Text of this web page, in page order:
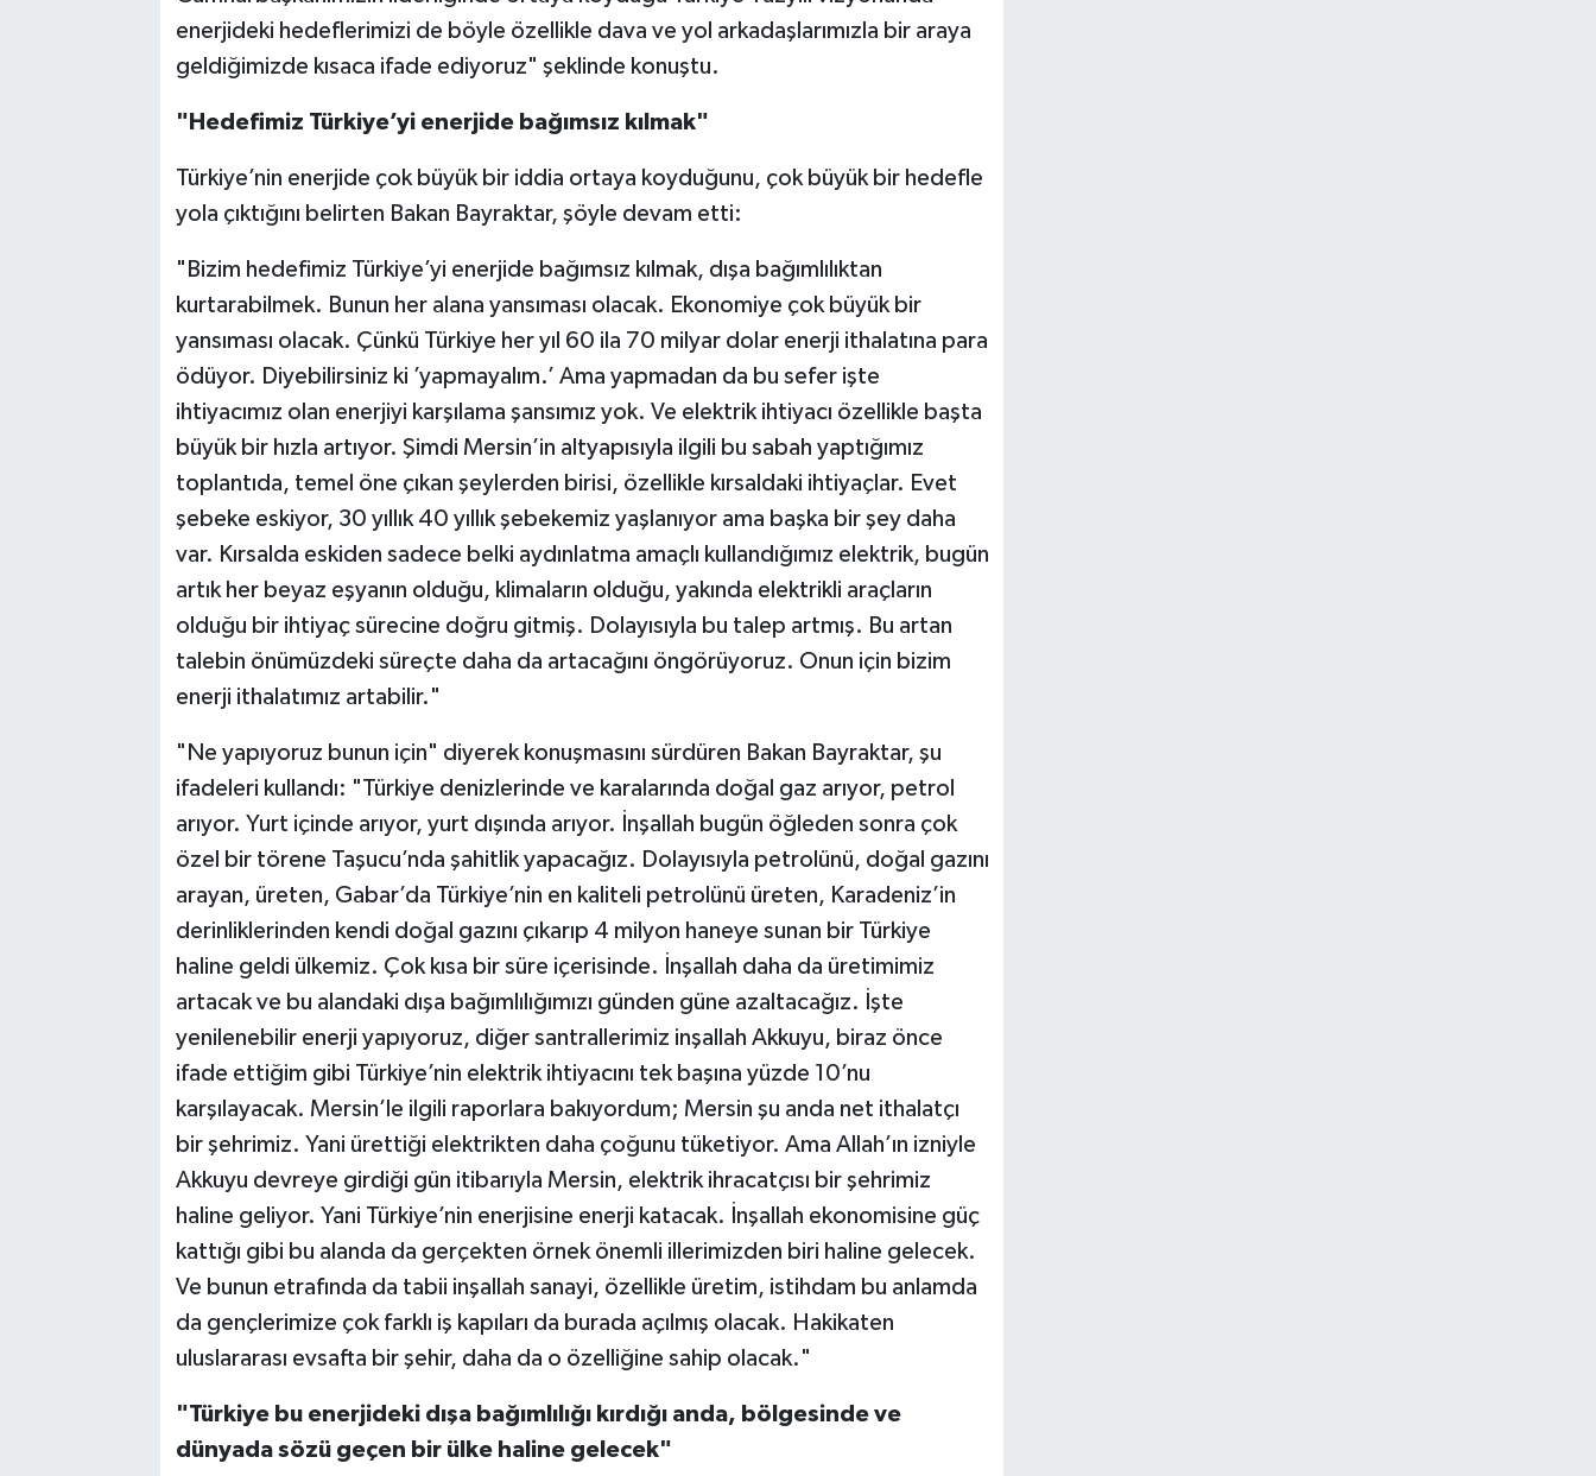
enerjideki hedeflerimizi de böyle özellikle dava ve yol arkadaşlarımızla bir araya
geldiğimizde kısaca ifade ediyoruz" şeklinde konuştu.
"Hedefimiz Türkiye’yi enerjide bağımsız kılmak"
Türkiye’nin enerjide çok büyük bir iddia ortaya koyduğunu, çok büyük bir hedefle
yola çıktığını belirten Bakan Bayraktar, şöyle devam etti:
"Bizim hedefimiz Türkiye’yi enerjide bağımsız kılmak, dışa bağımlılıktan
kurtarabilmek. Bunun her alana yansıması olacak. Ekonomiye çok büyük bir
yansıması olacak. Çünkü Türkiye her yıl 60 ila 70 milyar dolar enerji ithalatına para
ödüyor. Diyebilirsiniz ki ’yapmayalım.’ Ama yapmadan da bu sefer işte
ihtiyacımız olan enerjiyi karşılama şansımız yok. Ve elektrik ihtiyacı özellikle başta
büyük bir hızla artıyor. Şimdi Mersin’in altyapısıyla ilgili bu sabah yaptığımız
toplantıda, temel öne çıkan şeylerden birisi, özellikle kırsaldaki ihtiyaçlar. Evet
şebeke eskiyor, 30 yıllık 40 yıllık şebekemiz yaşlanıyor ama başka bir şey daha
var. Kırsalda eskiden sadece belki aydınlatma amaçlı kullandığımız elektrik, bugün
artık her beyaz eşyanın olduğu, klimaların olduğu, yakında elektrikli araçların
olduğu bir ihtiyaç sürecine doğru gitmiş. Dolayısıyla bu talep artmış. Bu artan
talebin önümüzdeki süreçte daha da artacağını öngörüyoruz. Onun için bizim
enerji ithalatımız artabilir."
"Ne yapıyoruz bunun için" diyerek konuşmasını sürdüren Bakan Bayraktar, şu
ifadeleri kullandı: "Türkiye denizlerinde ve karalarında doğal gaz arıyor, petrol
arıyor. Yurt içinde arıyor, yurt dışında arıyor. İnşallah bugün öğleden sonra çok
özel bir törene Taşucu’nda şahitlik yapacağız. Dolayısıyla petrolünü, doğal gazını
arayan, üreten, Gabar’da Türkiye’nin en kaliteli petrolünü üreten, Karadeniz’in
derinliklerinden kendi doğal gazını çıkarıp 4 milyon haneye sunan bir Türkiye
haline geldi ülkemiz. Çok kısa bir süre içerisinde. İnşallah daha da üretimimiz
artacak ve bu alandaki dışa bağımlılığımızı günden güne azaltacağız. İşte
yenilenebilir enerji yapıyoruz, diğer santrallerimiz inşallah Akkuyu, biraz önce
ifade ettiğim gibi Türkiye’nin elektrik ihtiyacını tek başına yüzde 10’nu
karşılayacak. Mersin’le ilgili raporlara bakıyordum; Mersin şu anda net ithalatçı
bir şehrimiz. Yani ürettiği elektrikten daha çoğunu tüketiyor. Ama Allah’ın izniyle
Akkuyu devreye girdiği gün itibarıyla Mersin, elektrik ihracatçısı bir şehrimiz
haline geliyor. Yani Türkiye’nin enerjisine enerji katacak. İnşallah ekonomisine güç
kattığı gibi bu alanda da gerçekten örnek önemli illerimizden biri haline gelecek.
Ve bunun etrafında da tabii inşallah sanayi, özellikle üretim, istihdam bu anlamda
da gençlerimize çok farklı iş kapıları da burada açılmış olacak. Hakikaten
uluslararası evsafta bir şehir, daha da o özelliğine sahip olacak."
"Türkiye bu enerjideki dışa bağımlılığı kırdığı anda, bölgesinde ve
dünyada sözü geçen bir ülke haline gelecek"